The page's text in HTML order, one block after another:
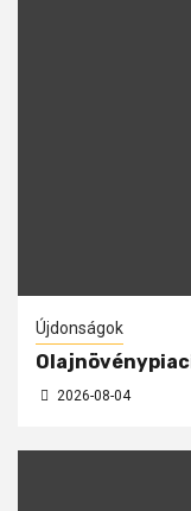
Újdonságok
2026-08-04